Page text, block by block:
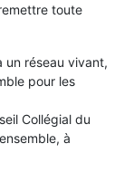
toute
un réseau vivant,
pour les
Collégial du
à